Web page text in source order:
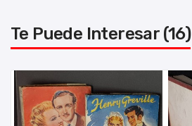
Te Puede Interesar (16)